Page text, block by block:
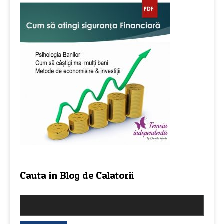
Cauta in Blog de Calatorii